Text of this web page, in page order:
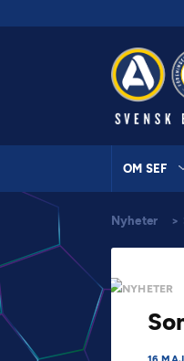
OM SEF
Nyheter >
NYHETER